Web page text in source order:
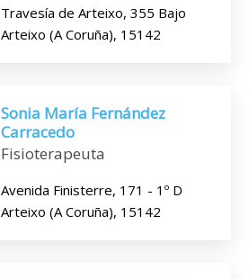
Travesía de Arteixo, 355 Bajo
Arteixo (A Coruña), 15142
Sonia María Fernández
Carracedo
Fisioterapeuta
Avenida Finisterre, 171 - 1º D
Arteixo (A Coruña), 15142